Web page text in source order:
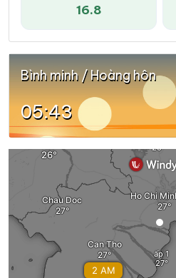
16.8
Bình minh / Hoàng hôn
05:43